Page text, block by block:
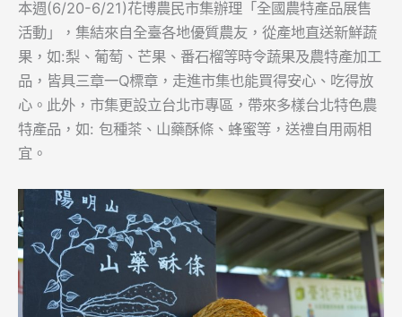
本週(6/20-6/21)花博農民市集辦理「全國農特產品展售
活動」，集結來自全臺各地優質農友，從產地直送新鮮蔬
果，如:梨、葡萄、芒果、番石榴等時令蔬果及農特產加工
品，皆具三章一Q標章，走進市集也能買得安心、吃得放
心。此外，市集更設立台北市專區，帶來多樣台北特色農
特產品，如: 包種茶、山藥酥條、蜂蜜等，送禮自用兩相
宜。